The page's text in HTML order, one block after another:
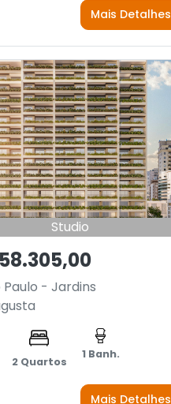
Mais Detalhes
Studio
Paulo - Jardins
2 Quartos
1 Banh.
Mais Detalhes